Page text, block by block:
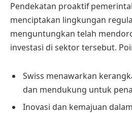
Pendekatan proaktif
menciptakan lingkungan
menguntungkan telah
investasi di sektor tersebut.
Swiss menawarkan
dan mendukung untuk
Inovasi dan kemajuan